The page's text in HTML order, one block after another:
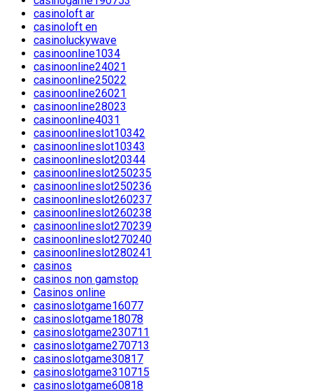
casinoloft ar
casinoloft en
casinoluckywave
casinoonline1034
casinoonline24021
casinoonline25022
casinoonline26021
casinoonline28023
casinoonline4031
casinoonlineslot10342
casinoonlineslot10343
casinoonlineslot20344
casinoonlineslot250235
casinoonlineslot250236
casinoonlineslot260237
casinoonlineslot260238
casinoonlineslot270239
casinoonlineslot270240
casinoonlineslot280241
casinos
casinos non gamstop
Casinos online
casinoslotgame16077
casinoslotgame18078
casinoslotgame230711
casinoslotgame270713
casinoslotgame30817
casinoslotgame310715
casinoslotgame60818